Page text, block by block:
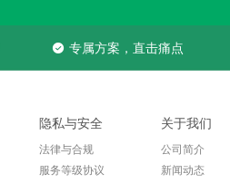
专属方案，直击痛点
隐私与安全
法律与合规
服务等级协议
关于我们
公司简介
新闻动态